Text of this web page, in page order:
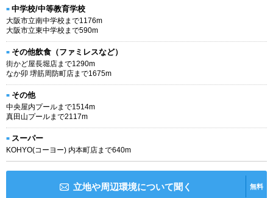
中学校/中等教育学校
大阪市立南中学校まで1176m
大阪市立東中学校まで590m
その他飲食（ファミレスなど）
街かど屋長堀店まで1290m
なか卯 堺筋周防町店まで1675m
その他
中央屋内プールまで1514m
真田山プールまで2117m
スーパー
KOHYO(コーヨー) 内本町店まで640m
立地や周辺環境について聞く 無料